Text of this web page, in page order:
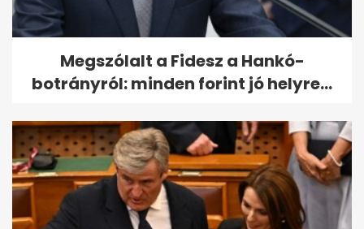
Megszólalt a Fidesz a Hankó-
botrányról: minden forint jó helyre...